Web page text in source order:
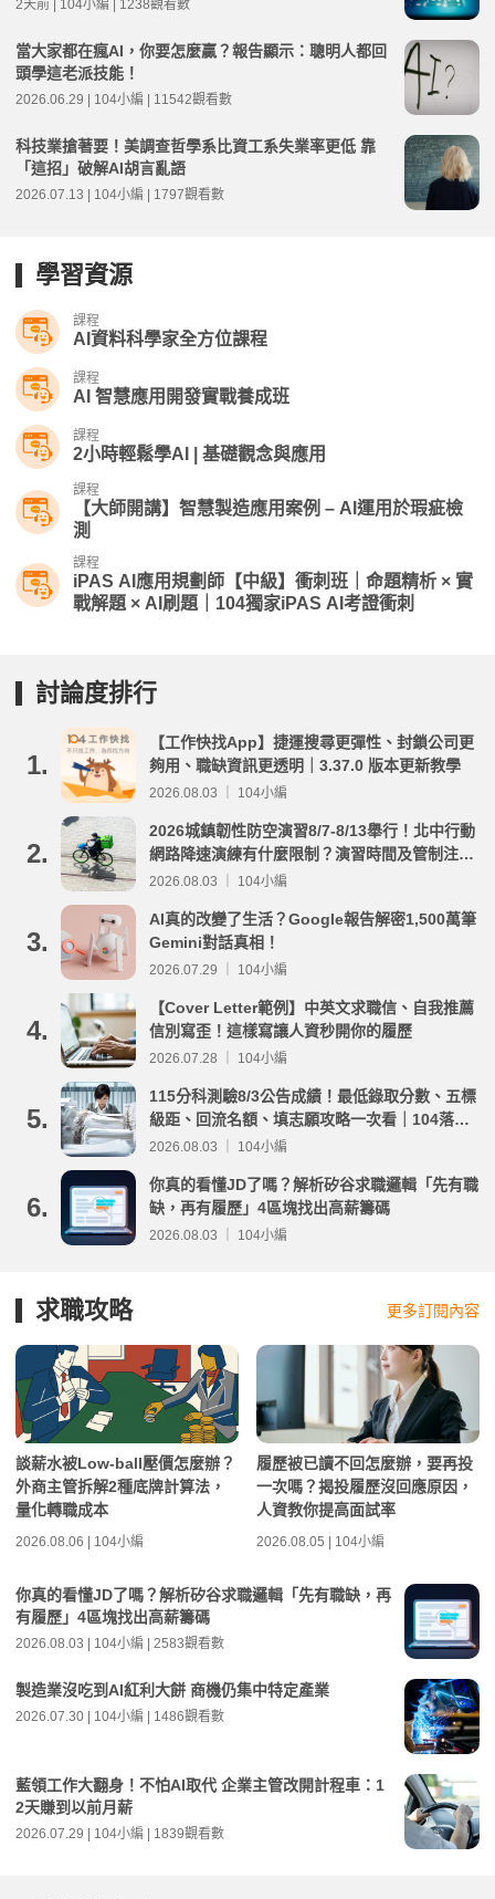
2天前 | 104小編 | 1238觀看數
當大家都在瘋AI，你要怎麼贏？報告顯示：聰明人都回
頭學這老派技能！
2026.06.29 | 104小編 | 11542觀看數
科技業搶著要！美調查哲學系比資工系失業率更低 靠
「這招」破解AI胡言亂語
2026.07.13 | 104小編 | 1797觀看數
學習資源
課程
AI資料科學家全方位課程
課程
AI 智慧應用開發實戰養成班
課程
2小時輕鬆學AI | 基礎觀念與應用
課程
【大師開講】智慧製造應用案例 – AI運用於瑕疵檢
測
課程
iPAS AI應用規劃師【中級】衝刺班｜命題精析 × 實
戰解題 × AI刷題​｜104獨家iPAS AI考證衝刺
討論度排行
1.
【工作快找App】捷運搜尋更彈性、封鎖公司更
夠用、職缺資訊更透明｜3.37.0 版本更新教學
2026.08.03 ｜ 104小編
2.
2026城鎮韌性防空演習8/7-8/13舉行！北中行動
網路降速演練有什麼限制？演習時間及管制注意
事項整理
2026.08.03 ｜ 104小編
3.
AI真的改變了生活？Google報告解密1,500萬筆
Gemini對話真相！
2026.07.29 ｜ 104小編
4.
【Cover Letter範例】中英文求職信、自我推薦
信別寫歪！這樣寫讓人資秒開你的履歷
2026.07.28 ｜ 104小編
5.
115分科測驗8/3公告成績！最低錄取分數、五標
級距、回流名額、填志願攻略一次看｜104落點
分析
2026.08.03 ｜ 104小編
6.
你真的看懂JD了嗎？解析矽谷求職邏輯「先有職
缺，再有履歷」4區塊找出高薪籌碼
2026.08.03 ｜ 104小編
求職攻略 更多訂閱內容
談薪水被Low-ball壓價怎麼辦？
外商主管拆解2種底牌計算法，
量化轉職成本
2026.08.06 | 104小編
履歷被已讀不回怎麼辦，要再投
一次嗎？揭投履歷沒回應原因，
人資教你提高面試率
2026.08.05 | 104小編
你真的看懂JD了嗎？解析矽谷求職邏輯「先有職缺，再
有履歷」4區塊找出高薪籌碼
2026.08.03 | 104小編 | 2583觀看數
製造業沒吃到AI紅利大餅 商機仍集中特定產業
2026.07.30 | 104小編 | 1486觀看數
藍領工作大翻身！不怕AI取代 企業主管改開計程車：1
2天賺到以前月薪
2026.07.29 | 104小編 | 1839觀看數